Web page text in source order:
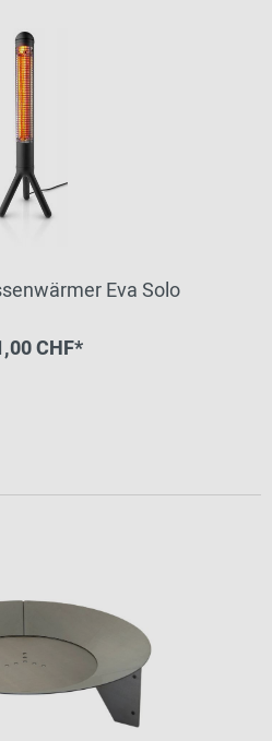
Eva Solo
CHF*